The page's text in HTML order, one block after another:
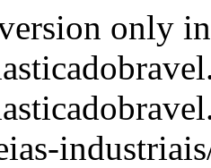
only